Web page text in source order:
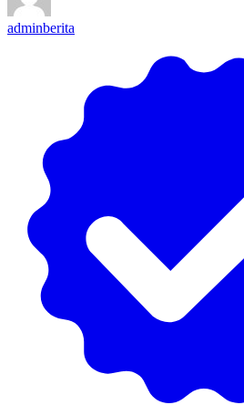
adminberita